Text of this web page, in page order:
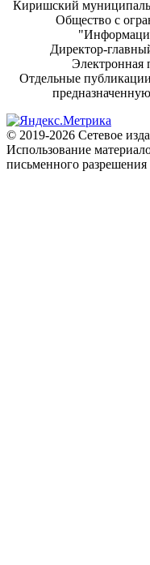
Киришский
Общество с
Директор-
Электронная
Отдельные
© 2019-2026 Сетевое
Использование
письменного разрешения